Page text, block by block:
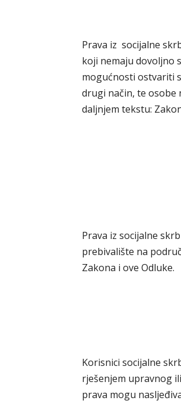
Prava iz socijalne
koji nemaju dovoljno
mogućnosti ostvariti
drugi način, te osobe
daljnjem tekstu:
Prava iz socijalne
prebivalište na
Zakona i ove Odluke.
Korisnici socijalne
rješenjem upravnog
prava mogu